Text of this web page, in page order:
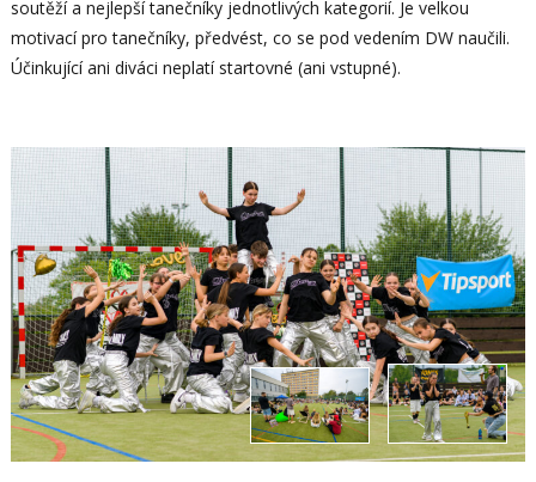
soutěží a nejlepší tanečníky jednotlivých kategorií. Je velkou
motivací pro tanečníky, předvést, co se pod vedením DW naučili.
Účinkující ani diváci neplatí startovné (ani vstupné).